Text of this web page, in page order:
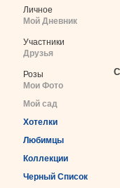
Личное
Мой Дневник
Участники
Друзья
Розы
Мои Фото
Мой сад
Хотелки
Любимцы
Коллекции
Черный Список